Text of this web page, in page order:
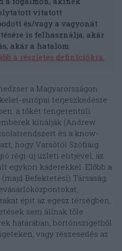
vitatott
és/vagy a vagyonát
is felhasználja, akár
akár a hatalom
a részletes definíciókra.
a Magyarországon
európai terjeszkedésre
a tőkét tengerentúli
kínálják (Andrew
és a know-
hogy Varsótól Szófiáig
régi-új üzleti elitjével, az
egykori káderekkel. Előbb a
Befektetési) Társaság,
épít az egész térségben,
sem állnak tőle
határában, börtönszigetből
vagy részesedés az